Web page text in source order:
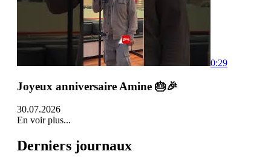
0:29
Joyeux anniversaire Amine 🎂🎉
30.07.2026
En voir plus...
Derniers journaux